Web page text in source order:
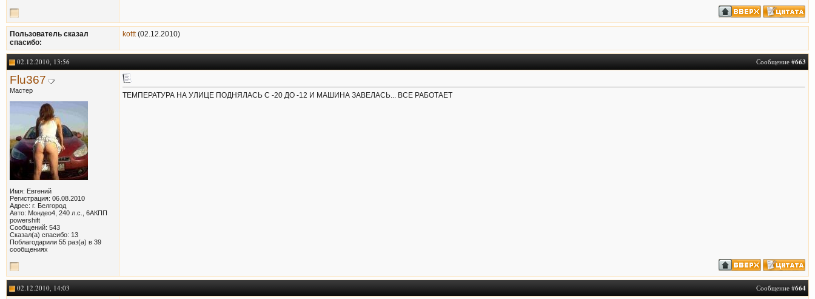
Пользователь сказал
cпасибо:
kottt(02.12.2010)
02.12.2010, 13:56 Сообщение #663
Flu367
Мастер
Имя: Евгений
Регистрация: 06.08.2010
Адрес: г. Белгород
Авто: Мондео4, 240 л.с., 6АКПП
powershift
Сообщений: 543
Сказал(а) спасибо: 13
Поблагодарили 55 раз(а) в 39
сообщениях
ТЕМПЕРАТУРА НА УЛИЦЕ ПОДНЯЛАСЬ С -20 ДО -12 И МАШИНА ЗАВЕЛАСЬ... ВСЕ РАБОТАЕТ
02.12.2010, 14:03 Сообщение #664